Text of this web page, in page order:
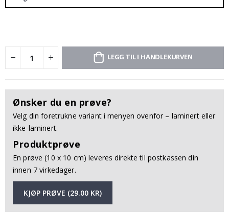
LEGG TIL I HANDLEKURVEN
Ønsker du en prøve?
Velg din foretrukne variant i menyen ovenfor – laminert eller
ikke-laminert.
Produktprøve
En prøve (10 x 10 cm) leveres direkte til postkassen din
innen 7 virkedager.
KJØP PRØVE (29.00 KR)